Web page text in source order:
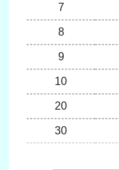
7
8
9
10
20
30